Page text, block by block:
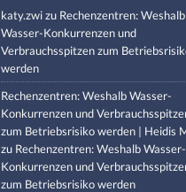
katy.zwizu Rechenzentren: Weshalb
Wasser-Konkurrenzen und
Verbrauchsspitzen zum
werden
Rechenzentren: Weshalb Wasser-
Konkurrenzen und
zum Betriebsrisiko werden | Heidis
zu Rechenzentren: Weshalb Wasser-
Konkurrenzen und
zum Betriebsrisiko werden